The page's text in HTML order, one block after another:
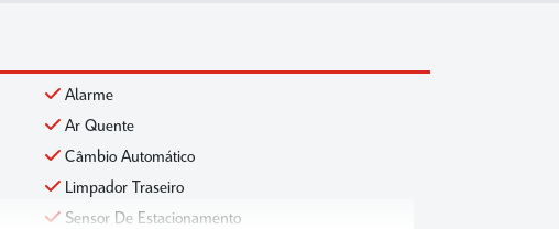
Alarme
Ar Quente
Câmbio Automático
Limpador Traseiro
Sensor De Estacionamento